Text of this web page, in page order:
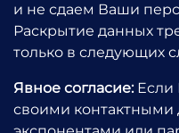
и не сдаем Ваши
Раскрытие данных
только в следующих
Явное согласие:Если
своими